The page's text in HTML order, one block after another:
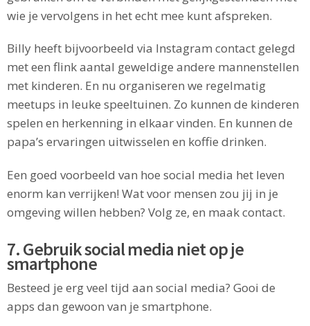
wie je vervolgens in het echt mee kunt afspreken.
Billy heeft bijvoorbeeld via Instagram contact gelegd
met een flink aantal geweldige andere mannenstellen
met kinderen. En nu organiseren we regelmatig
meetups in leuke speeltuinen. Zo kunnen de kinderen
spelen en herkenning in elkaar vinden. En kunnen de
papa’s ervaringen uitwisselen en koffie drinken.
Een goed voorbeeld van hoe social media het leven
enorm kan verrijken! Wat voor mensen zou jij in je
omgeving willen hebben? Volg ze, en maak contact.
7. Gebruik social media niet op je
smartphone
Besteed je erg veel tijd aan social media? Gooi de
apps dan gewoon van je smartphone.